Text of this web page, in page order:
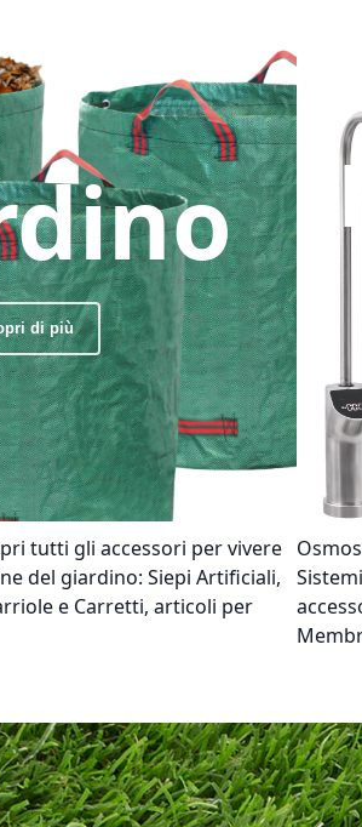
di più
tutti gli accessori per vivere
del giardino: Siepi Artificiali,
e Carretti, articoli per